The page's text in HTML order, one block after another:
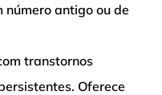
número antigo ou de
transtornos
Oferece